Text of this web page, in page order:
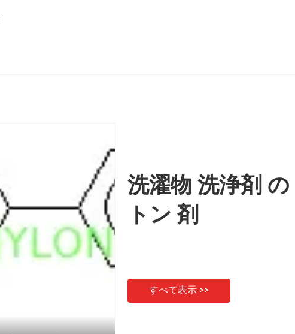
洗濯物 洗浄剤
トン 剤
すべて表示 >>